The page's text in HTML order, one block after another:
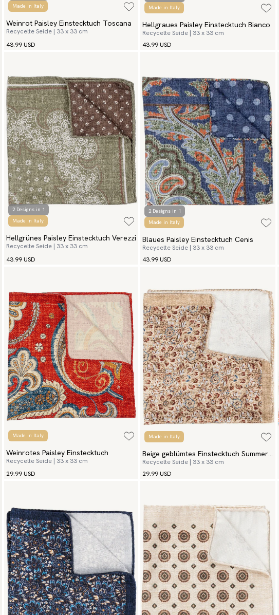
Made in Italy
Weinrot Paisley Einstecktuch Toscana
Recycelte Seide | 33 x 33 cm
43.99 USD
Made in Italy
Hellgraues Paisley Einstecktuch Bianco
Recycelte Seide | 33 x 33 cm
43.99 USD
2 Designs in 1
Made in Italy
Hellgrünes Paisley Einstecktuch Verezzi
Recycelte Seide | 33 x 33 cm
43.99 USD
2 Designs in 1
Made in Italy
Blaues Paisley Einstecktuch Cenis
Recycelte Seide | 33 x 33 cm
43.99 USD
Made in Italy
Weinrotes Paisley Einstecktuch
Recycelte Seide | 33 x 33 cm
29.99 USD
Made in Italy
Beige geblümtes Einstecktuch Summer
Flowers
Recycelte Seide | 33 x 33 cm
29.99 USD